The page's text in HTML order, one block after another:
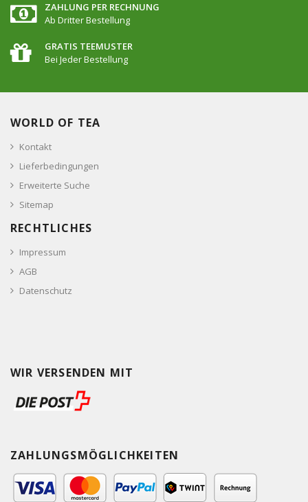
ZAHLUNG PER RECHNUNG
Ab Dritter Bestellung
GRATIS TEEMUSTER
Bei Jeder Bestellung
WORLD OF TEA
Kontakt
Lieferbedingungen
Erweiterte Suche
Sitemap
RECHTLICHES
Impressum
AGB
Datenschutz
WIR VERSENDEN MIT
ZAHLUNGSMÖGLICHKEITEN